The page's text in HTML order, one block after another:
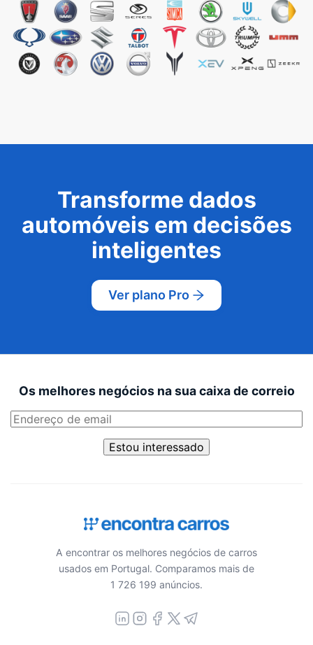
Transforme dados
automóveis em decisões
inteligentes
Ver plano Pro
Os melhores negócios na sua caixa de correio
Estou interessado
A encontrar os melhores negócios de carros
usados em Portugal. Comparamos mais de
1 726 199 anúncios.